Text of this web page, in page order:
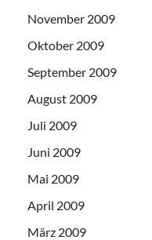
November 2009
Oktober 2009
September 2009
August 2009
Juli 2009
Juni 2009
Mai 2009
April 2009
März 2009